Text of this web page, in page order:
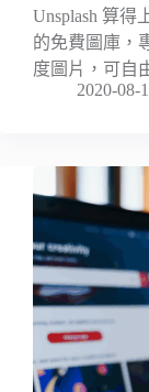
Unsplash 算得
的免費圖庫，
度圖片，可自
2020-08-